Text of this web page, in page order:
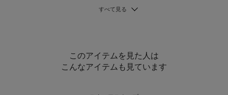
このアイテムを見た人は
こんなアイテムも見ています